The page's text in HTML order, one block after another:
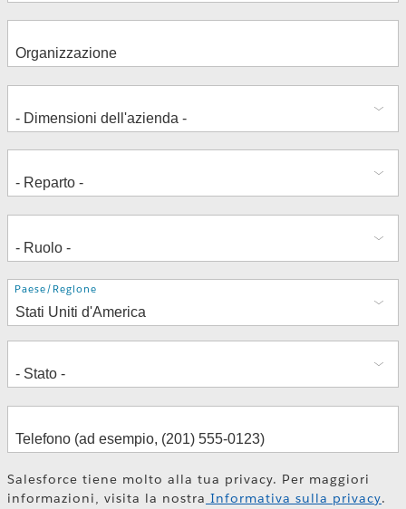
Indirizzo
Paese/Regione
Salesforce tiene molto alla tua privacy. Per maggiori
informazioni, visita la nostra Informativa sulla privacy.